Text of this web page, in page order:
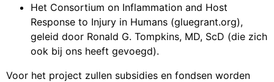
Het Consortium on Inflammation and Host
Response to Injury in Humans (gluegrant.org),
geleid door Ronald G. Tompkins, MD, ScD (die zich
ook bij ons heeft gevoegd).
Voor het project zullen subsidies en fondsen worden